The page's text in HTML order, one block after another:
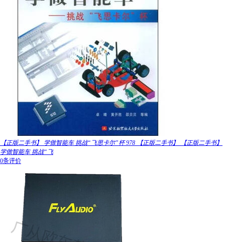
【正版二手书】 学做智能车 挑战“飞思卡尔”杯 978 【正版二手书】 【正版二手书】
学做智能车 挑战“飞
0条评价